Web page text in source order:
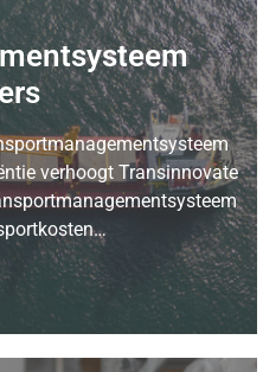
verhoogt Transinnovate